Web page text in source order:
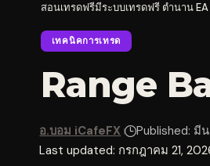
สอนเทรดฟรีมีระบบเทรดฟรี ตำนาน
เทคนิคการเทรด
Range
Last updated: กรกฎาคม 21,
อ.บอม iCafeFX Published: มี